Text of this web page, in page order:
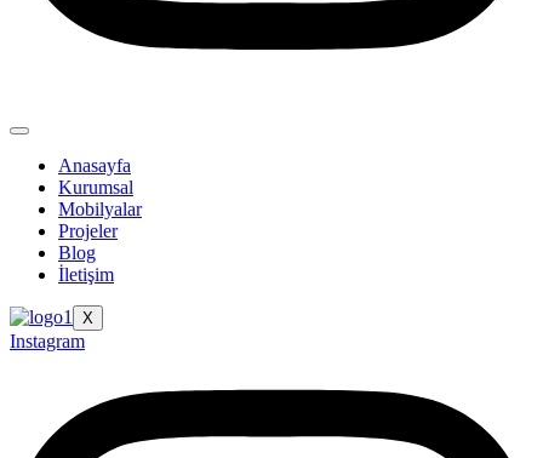
Anasayfa
Kurumsal
Mobilyalar
Projeler
Blog
İletişim
X
Instagram